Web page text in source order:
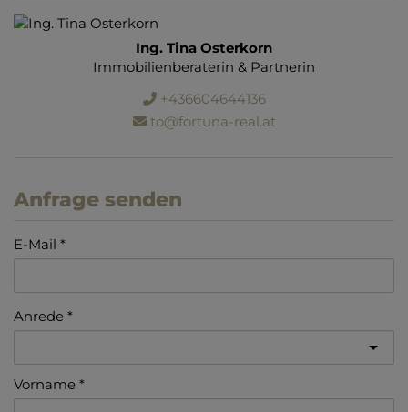
Ing. Tina Osterkorn
Immobilienberaterin & Partnerin
+436604644136
to@fortuna-real.at
Anfrage senden
E-Mail
Anrede
Vorname